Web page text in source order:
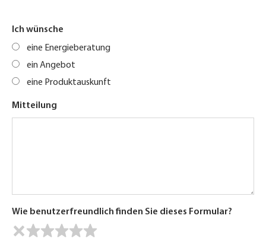
Ich wünsche
eine Energieberatung
ein Angebot
eine Produktauskunft
Mitteilung
Wie benutzerfreundlich finden Sie dieses Formular?